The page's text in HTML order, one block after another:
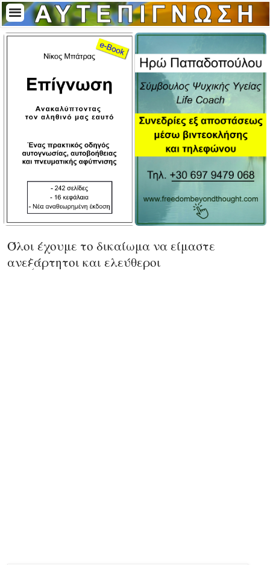
Όλοι έχουμε το δικαίωμα να είμαστε
ανεξάρτητοι και ελεύθεροι